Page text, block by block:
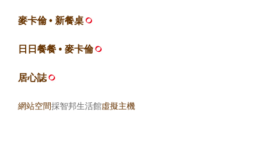
麥卡倫 • 新餐桌
日日餐餐 • 麥卡倫
居心誌
網站空間採智邦生活館虛擬主機